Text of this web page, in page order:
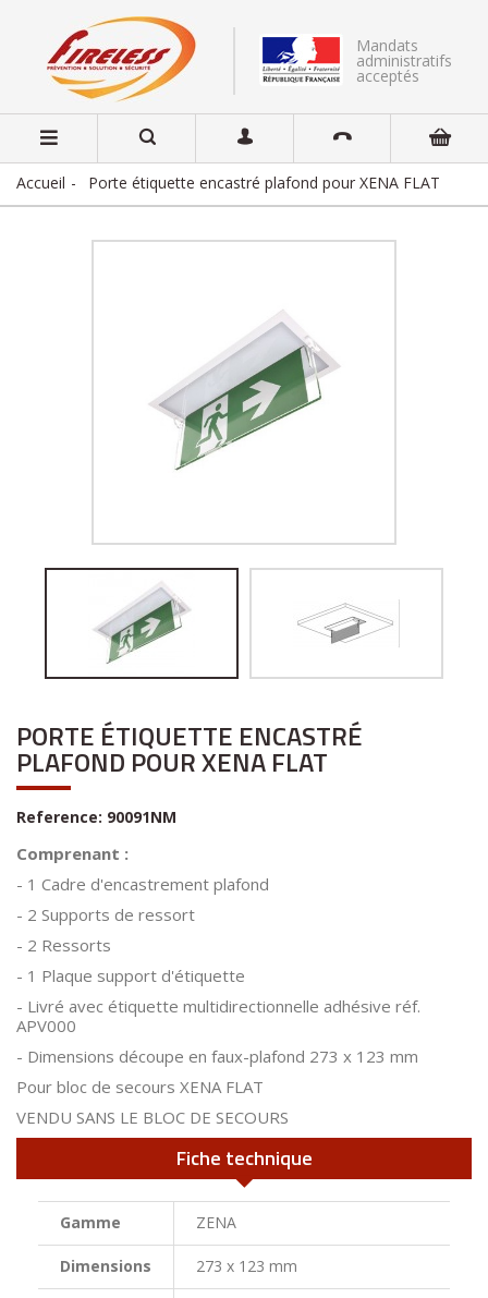
Mandats
administratifs
acceptés
Accueil Porte étiquette encastré plafond pour XENA FLAT
PORTE ÉTIQUETTE ENCASTRÉ
PLAFOND POUR XENA FLAT
Reference: 90091NM
Comprenant :
- 1 Cadre d'encastrement plafond
- 2 Supports de ressort
- 2 Ressorts
- 1 Plaque support d'étiquette
- Livré avec étiquette multidirectionnelle adhésive réf.
APV000
- Dimensions découpe en faux-plafond 273 x 123 mm
Pour bloc de secours XENA FLAT
VENDU SANS LE BLOC DE SECOURS
Fiche technique
Gamme ZENA
Dimensions 273 x 123 mm